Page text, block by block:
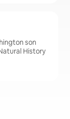
son
History